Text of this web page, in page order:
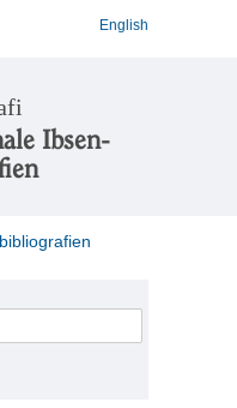
English
Ibsen-